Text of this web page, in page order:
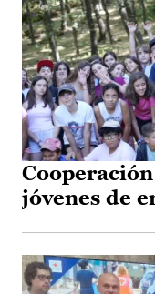
jóvenes de